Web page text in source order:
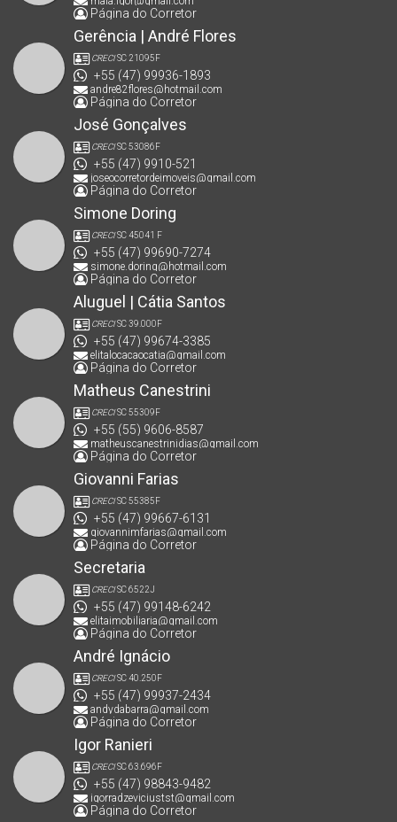
Página do Corretor
Gerência | André Flores
CRECISC 21095F
+55 (47) 99936-1893
andre82flores@hotmail.com
Página do Corretor
José Gonçalves
CRECISC 53086F
+55 (47) 9910-521
joseocorretordeimoveis@gmail.com
Página do Corretor
Simone Doring
CRECISC 45041 F
+55 (47) 99690-7274
simone.doring@hotmail.com
Página do Corretor
Aluguel | Cátia Santos
CRECISC 39.000F
+55 (47) 99674-3385
elitalocacaocatia@gmail.com
Página do Corretor
Matheus Canestrini
CRECISC 55309F
+55 (55) 9606-8587
matheuscanestrinidias@gmail.com
Página do Corretor
Giovanni Farias
CRECISC 55385F
+55 (47) 99667-6131
giovannimfarias@gmail.com
Página do Corretor
Secretaria
CRECISC 6522J
+55 (47) 99148-6242
elitaimobiliaria@gmail.com
Página do Corretor
André Ignácio
CRECISC 40.250F
+55 (47) 99937-2434
andydabarra@gmail.com
Página do Corretor
Igor Ranieri
CRECISC 63.696F
+55 (47) 98843-9482
igorradzeviciustst@gmail.com
Página do Corretor